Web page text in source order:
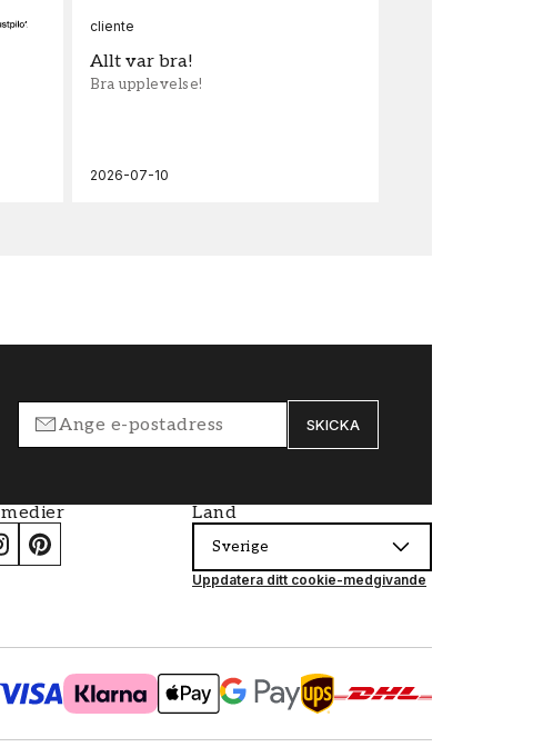
cliente
Allt var bra!
Bra upplevelse!
2026-07-10
SKICKA
Land
Sverige
Uppdatera ditt cookie-medgivande